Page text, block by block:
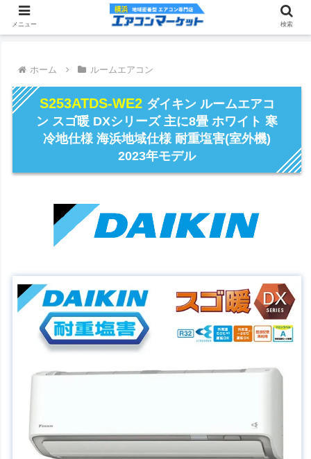
ホーム ルームエアコン
S253ATDS-WE2 ダイキン ルームエアコ
ン スゴ暖 DXシリーズ 主に8畳 ホワイト 寒
冷地仕様 海浜地域仕様 耐重塩害(室外機)
2023年モデル
メニュー 検索